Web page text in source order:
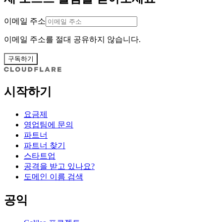
이메일 주소
이메일 주소를 절대 공유하지 않습니다.
구독하기
시작하기
요금제
영업팀에 문의
파트너
파트너 찾기
스타트업
공격을 받고 있나요?
도메인 이름 검색
공익